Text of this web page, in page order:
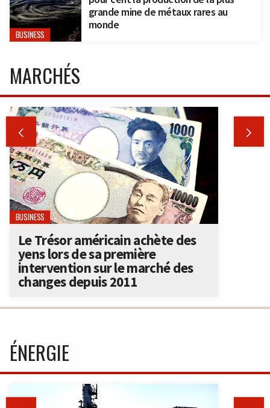
BUSINESS
grande mine de métaux rares au
monde
MARCHÉS
 
BUSINESS
Le Trésor américain achète des
yens lors de sa première
intervention sur le marché des
changes depuis 2011
ÉNERGIE